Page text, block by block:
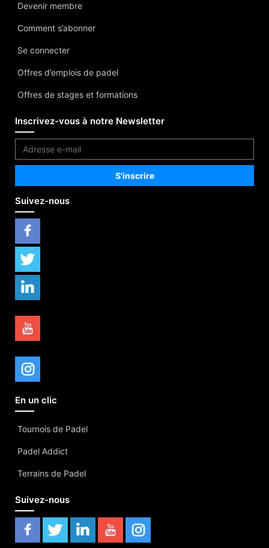
Devenir membre
Comment s’abonner
Se connecter
Offres d’emplois de padel
Offres de stages et formations
Inscrivez-vous à notre Newsletter
Suivez-nous
En un clic
Tournois de Padel
Padel Addict
Terrains de Padel
Suivez-nous